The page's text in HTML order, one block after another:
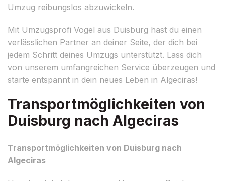
Umzug reibungslos abzuwickeln.
Mit Umzugsprofi Vogel aus Duisburg hast du einen
verlässlichen Partner an deiner Seite, der dich bei
jedem Schritt deines Umzugs unterstützt. Lass dich
von unserem umfangreichen Service überzeugen und
starte entspannt in dein neues Leben in Algeciras!
Transportmöglichkeiten von
Duisburg nach Algeciras
Transportmöglichkeiten von Duisburg nach
Algeciras